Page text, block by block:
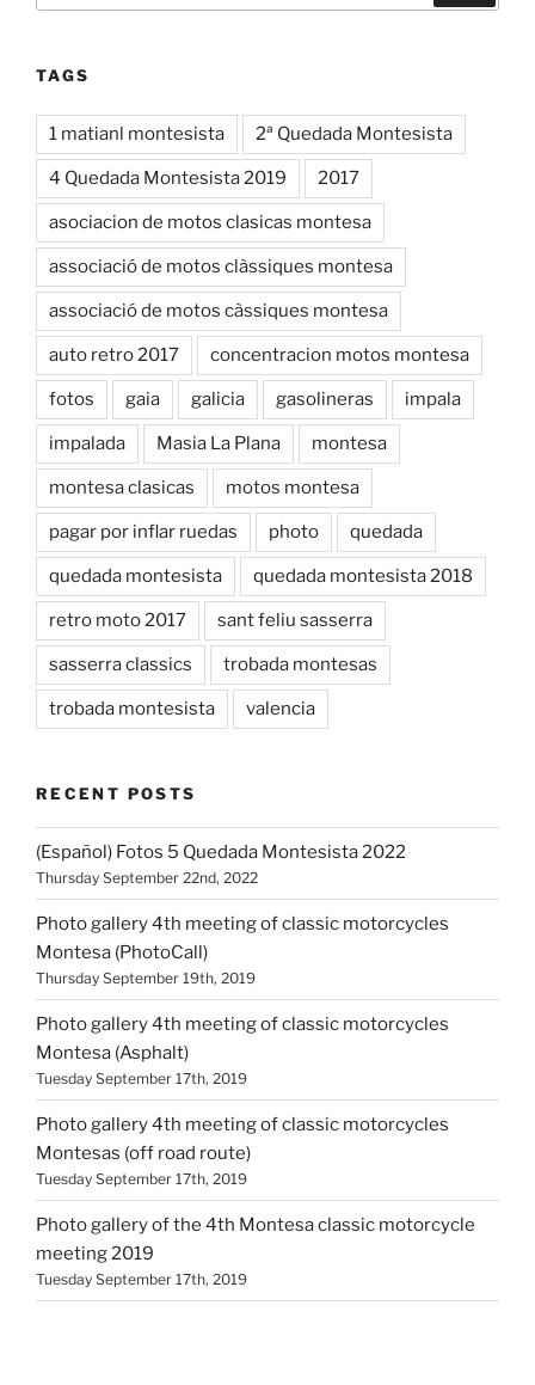
TAGS
1 matianl montesista 2ª Quedada Montesista
4 Quedada Montesista 2019 2017
asociacion de motos clasicas montesa
associació de motos clàssiques montesa
associació de motos càssiques montesa
auto retro 2017 concentracion motos montesa
fotos gaia galicia gasolineras impala
impalada Masia La Plana montesa
montesa clasicas motos montesa
pagar por inflar ruedas photo quedada
quedada montesista quedada montesista 2018
retro moto 2017 sant feliu sasserra
sasserra classics trobada montesas
trobada montesista valencia
RECENT POSTS
(Español) Fotos 5 Quedada Montesista 2022
Thursday September 22nd, 2022
Photo gallery 4th meeting of classic motorcycles
Montesa (PhotoCall)
Thursday September 19th, 2019
Photo gallery 4th meeting of classic motorcycles
Montesa (Asphalt)
Tuesday September 17th, 2019
Photo gallery 4th meeting of classic motorcycles
Montesas (off road route)
Tuesday September 17th, 2019
Photo gallery of the 4th Montesa classic motorcycle
meeting 2019
Tuesday September 17th, 2019